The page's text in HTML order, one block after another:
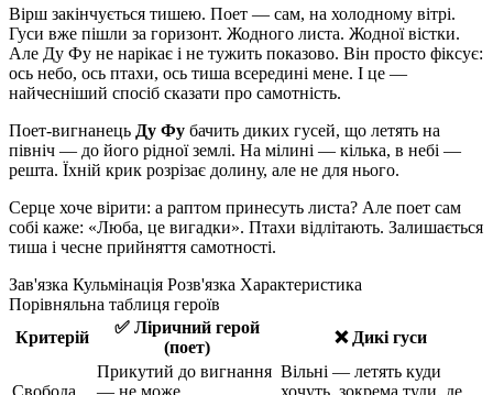
Вірш закінчується тишею. Поет — сам, на холодному вітрі.
Гуси вже пішли за горизонт. Жодного листа. Жодної вістки.
Але Ду Фу не нарікає і не тужить показово. Він просто фіксує:
ось небо, ось птахи, ось тиша всередині мене. І це —
найчесніший спосіб сказати про самотність.
Поет-вигнанець Ду Фу бачить диких гусей, що летять на
північ — до його рідної землі. На мілині — кілька, в небі —
решта. Їхній крик розрізає долину, але не для нього.
Серце хоче вірити: а раптом принесуть листа? Але поет сам
собі каже: «Люба, це вигадки». Птахи відлітають. Залишається
тиша і чесне прийняття самотності.
Зав'язка Кульмінація Розв'язка Характеристика
Порівняльна таблиця героїв
Критерій
✅ Ліричний герой
(поет)
❌ Дикі гуси
Свобода
Прикутий до вигнання
— не може
Вільні — летять куди
хочуть, зокрема туди, де